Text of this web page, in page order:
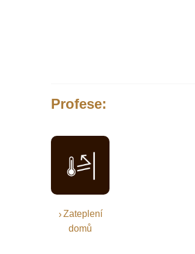
Profese:
Zateplení
domů